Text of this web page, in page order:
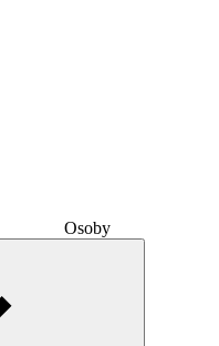
Osoby